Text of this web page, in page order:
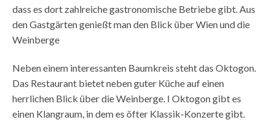
dass es dort zahlreiche gastronomische Betriebe gibt. Aus
den Gastgärten genießt man den Blick über Wien und die
Weinberge
Neben einem interessanten Baumkreis steht das Oktogon.
Das Restaurant bietet neben guter Küche auf einen
herrlichen Blick über die Weinberge. I Oktogon gibt es
einen Klangraum, in dem es öfter Klassik-Konzerte gibt.